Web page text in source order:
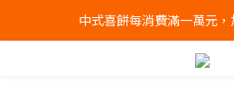
全店消費滿千免運 (不含
中式喜餅每消費滿一萬元
全店消費滿千免運 (不含